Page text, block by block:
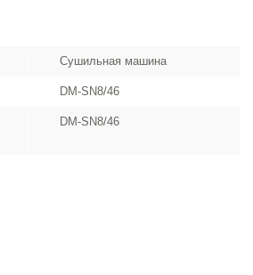
Сушильная машина
DM-SN8/46
DM-SN8/46